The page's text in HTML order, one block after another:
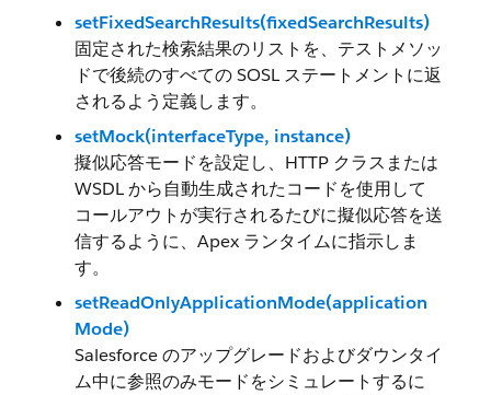
setFixedSearchResults(fixedSearchResults)
固定された検索結果のリストを、テストメソッ
ドで後続のすべての SOSL ステートメントに返
されるよう定義します。
setMock(interfaceType, instance)
擬似応答モードを設定し、HTTP クラスまたは
WSDL から自動生成されたコードを使用して
コールアウトが実行されるたびに擬似応答を送
信するように、Apex ランタイムに指示しま
す。
setReadOnlyApplicationMode(application
Mode)
Salesforce のアップグレードおよびダウンタイ
ム中に参照のみモードをシミュレートするに